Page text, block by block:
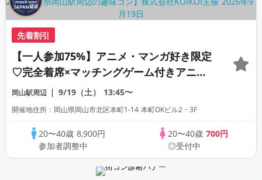
先着割引
【一人参加75%】アニメ・マンガ好き限定
♡完全着席×マッチングゲーム付きアニメ
コン
岡山駅周辺 9/19（土） 13:45〜
開催地住所：岡山県岡山市北区本町1-14 本町OKビル2・3F
20〜40歳 8,900円
参加者調整中
20〜40歳 700円
◎受付中